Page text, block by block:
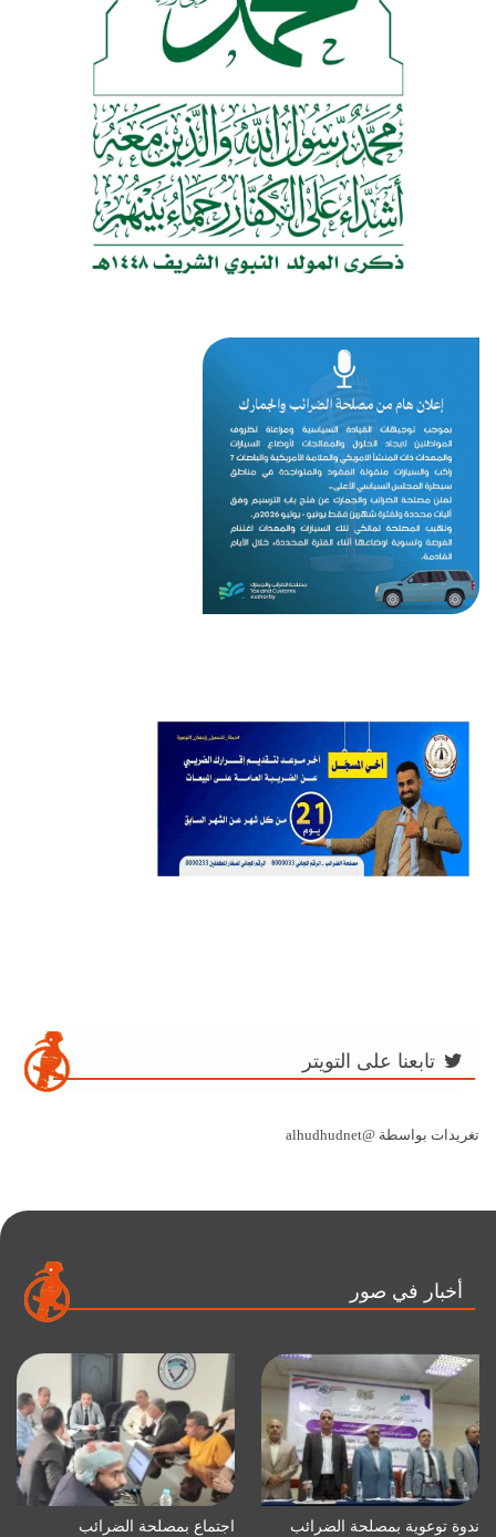
تابعنا على التويتر
تغريدات بواسطة @alhudhudnet
أخبار في صور
ندوة توعوية بمصلحة الضرائب اجتماع بمصلحة الضرائب